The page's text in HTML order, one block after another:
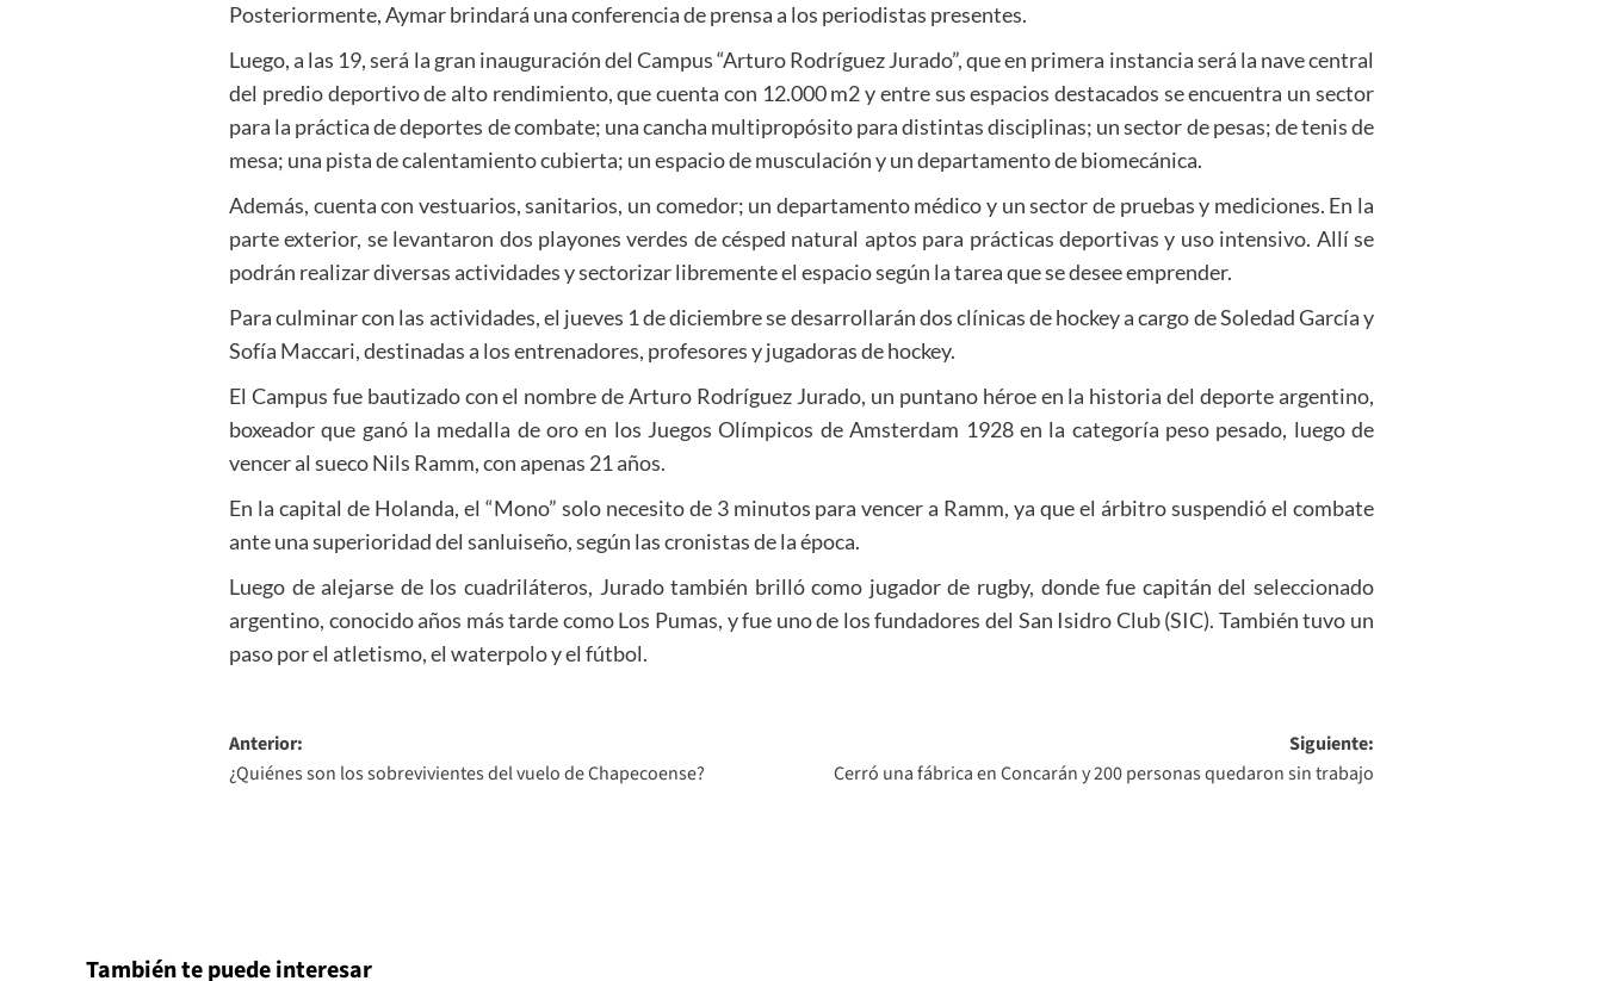
Posteriormente, Aymar brindará una conferencia de prensa a los periodistas presentes.
Luego, a las 19, será la gran inauguración del Campus “Arturo Rodríguez Jurado”, que en primera instancia será la nave central
del predio deportivo de alto rendimiento, que cuenta con 12.000 m2 y entre sus espacios destacados se encuentra un sector
para la práctica de deportes de combate; una cancha multipropósito para distintas disciplinas; un sector de pesas; de tenis de
mesa; una pista de calentamiento cubierta; un espacio de musculación y un departamento de biomecánica.
Además, cuenta con vestuarios, sanitarios, un comedor; un departamento médico y un sector de pruebas y mediciones. En la
parte exterior, se levantaron dos playones verdes de césped natural aptos para prácticas deportivas y uso intensivo. Allí se
podrán realizar diversas actividades y sectorizar libremente el espacio según la tarea que se desee emprender.
Para culminar con las actividades, el jueves 1 de diciembre se desarrollarán dos clínicas de hockey a cargo de Soledad García y
Sofía Maccari, destinadas a los entrenadores, profesores y jugadoras de hockey.
El Campus fue bautizado con el nombre de Arturo Rodríguez Jurado, un puntano héroe en la historia del deporte argentino,
boxeador que ganó la medalla de oro en los Juegos Olímpicos de Amsterdam 1928 en la categoría peso pesado, luego de
vencer al sueco Nils Ramm, con apenas 21 años.
En la capital de Holanda, el “Mono” solo necesito de 3 minutos para vencer a Ramm, ya que el árbitro suspendió el combate
ante una superioridad del sanluiseño, según las cronistas de la época.
Luego de alejarse de los cuadriláteros, Jurado también brilló como jugador de rugby, donde fue capitán del seleccionado
argentino, conocido años más tarde como Los Pumas, y fue uno de los fundadores del San Isidro Club (SIC). También tuvo un
paso por el atletismo, el waterpolo y el fútbol.
Navegación
de
Anterior:
¿Quiénes son los sobrevivientes del vuelo de Chapecoense?
Siguiente:
Cerró una fábrica en Concarán y 200 personas quedaron sin trabajo
También te puede interesar